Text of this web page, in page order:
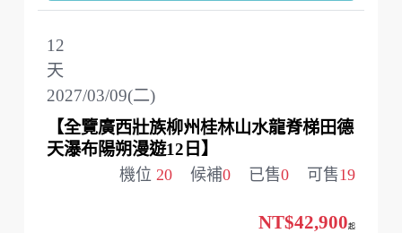
2027/03/09(二)
12
天
【全覽廣西壯族柳州桂林山水龍脊梯田德
天瀑布陽朔漫遊12日】
機位 20 候補0 已售0 可售19
NT$42,900起